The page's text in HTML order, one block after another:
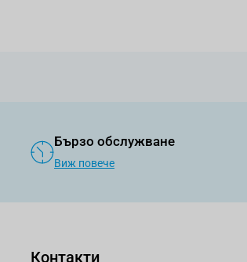
Бързо обслужване
Виж повече
Контакти